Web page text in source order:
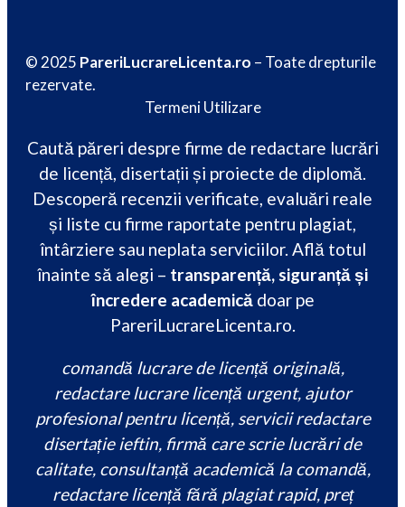
© 2025 PareriLucrareLicenta.ro – Toate drepturile
rezervate.
Termeni Utilizare
Caută păreri despre firme de redactare lucrări
de licență, disertații și proiecte de diplomă.
Descoperă recenzii verificate, evaluări reale
și liste cu firme raportate pentru plagiat,
întârziere sau neplata serviciilor. Află totul
înainte să alegi – transparență, siguranță și
încredere academică doar pe
PareriLucrareLicenta.ro.
comandă lucrare de licență originală,
redactare lucrare licență urgent, ajutor
profesional pentru licență, servicii redactare
disertație ieftin, firmă care scrie lucrări de
calitate, consultanță academică la comandă,
redactare licență fără plagiat rapid, preț